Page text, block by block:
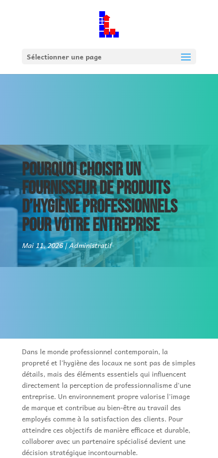
Sélectionner une page
POURQUOI CHOISIR UN
FOURNISSEUR DE PRODUITS
D’HYGIÈNE PROFESSIONNELS
POUR VOTRE ENTREPRISE
Mai 11, 2026 Administratif
Dans le monde professionnel contemporain, la
propreté et l'hygiène des locaux ne sont pas de simples
détails, mais des éléments essentiels qui influencent
directement la perception de professionnalisme d'une
entreprise. Un environnement propre valorise l'image
de marque et contribue au bien-être au travail des
employés comme à la satisfaction des clients. Pour
atteindre ces objectifs de manière efficace et durable,
collaborer avec un partenaire spécialisé devient une
décision stratégique incontournable.